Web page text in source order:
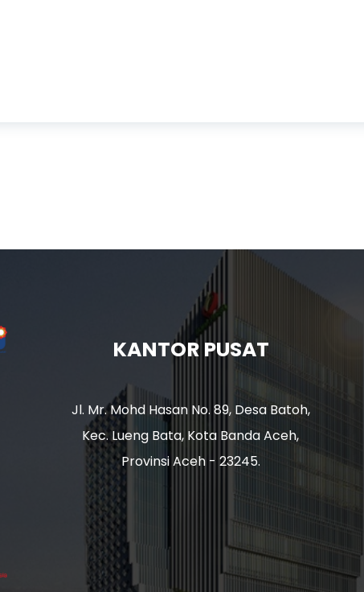
KANTOR PUSAT
Jl. Mr. Mohd Hasan No. 89, Desa Batoh,
Kec. Lueng Bata, Kota Banda Aceh,
Provinsi Aceh - 23245.